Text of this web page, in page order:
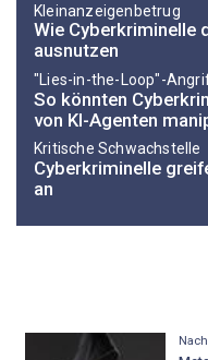
Kleinanzeigenbetrug
Wie Cyberkriminelle
ausnutzen
"Lies-in-the-Loop"-
So könnten
von KI-Agenten
Kritische Schwachstelle
Cyberkriminelle
an